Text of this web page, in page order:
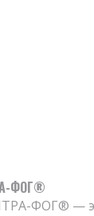
ФОГ®
ФОГ® —